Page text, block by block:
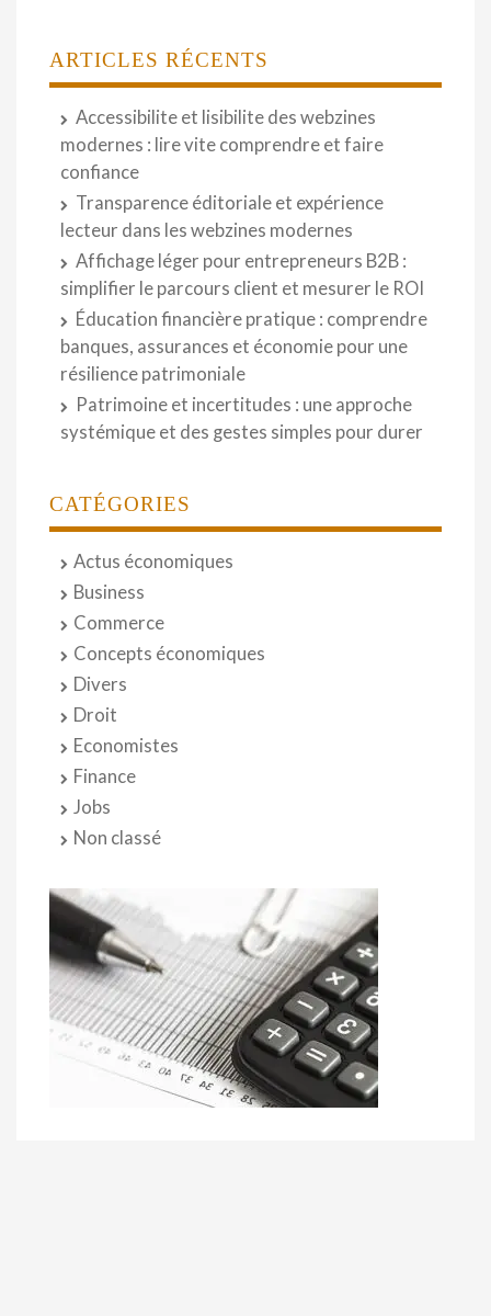
ARTICLES RÉCENTS
Accessibilite et lisibilite des webzines
modernes : lire vite comprendre et faire
confiance
Transparence éditoriale et expérience
lecteur dans les webzines modernes
Affichage léger pour entrepreneurs B2B :
simplifier le parcours client et mesurer le ROI
Éducation financière pratique : comprendre
banques, assurances et économie pour une
résilience patrimoniale
Patrimoine et incertitudes : une approche
systémique et des gestes simples pour durer
CATÉGORIES
Actus économiques
Business
Commerce
Concepts économiques
Divers
Droit
Economistes
Finance
Jobs
Non classé